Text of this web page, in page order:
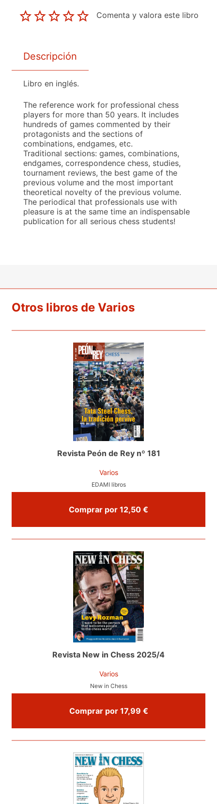
Comenta y valora este libro
Descripción
Libro en inglés.
The reference work for professional chess
players for more than 50 years. It includes
hundreds of games commented by their
protagonists and the sections of
combinations, endgames, etc.
Traditional sections: games, combinations,
endgames, correspondence chess, studies,
tournament reviews, the best game of the
previous volume and the most important
theoretical novelty of the previous volume.
The periodical that professionals use with
pleasure is at the same time an indispensable
publication for all serious chess students!
Otros libros de Varios
Revista Peón de Rey nº 181
Varios
EDAMI libros
Comprar por 12,50 €
Revista New in Chess 2025/4
Varios
New in Chess
Comprar por 17,99 €